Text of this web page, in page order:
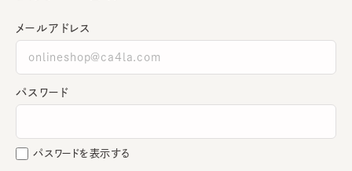
メールアドレス
パスワード
パスワードを表示する